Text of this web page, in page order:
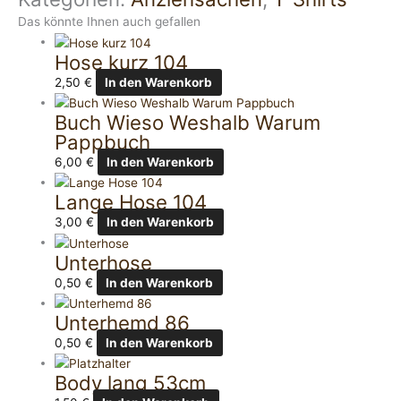
Das könnte Ihnen auch gefallen
Hose kurz 104
2,50€ In den Warenkorb
Buch Wieso Weshalb Warum
Pappbuch
6,00€ In den Warenkorb
Lange Hose 104
3,00€ In den Warenkorb
Unterhose
0,50€ In den Warenkorb
Unterhemd 86
0,50€ In den Warenkorb
Body lang 53cm